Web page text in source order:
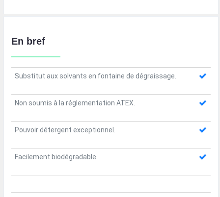
En bref
Substitut aux solvants en fontaine de dégraissage.
Non soumis à la réglementation ATEX.
Pouvoir détergent exceptionnel.
Facilement biodégradable.